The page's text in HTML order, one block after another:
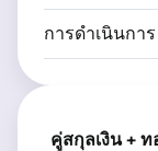
การดำเนินการ
คู่สกุลเงิน + ท